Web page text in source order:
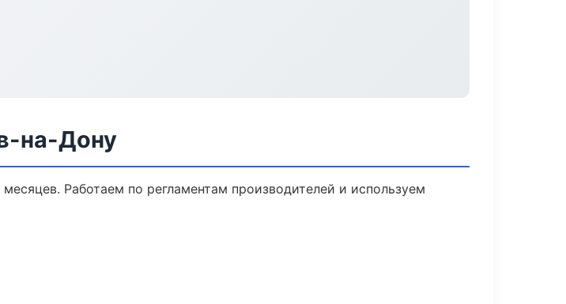
на-Дону
Работаем по регламентам производителей и используем